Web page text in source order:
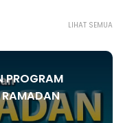
LIHAT SEMUA
PROGRAM